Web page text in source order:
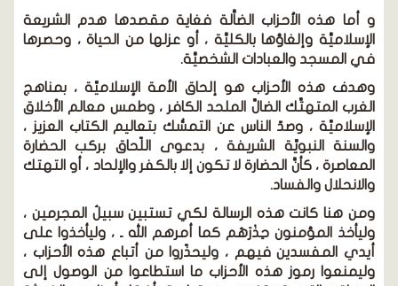
و أما هذه الأحزاب الضاَّلة فغاية مقصدها هدم الشريعة
الإسلاميَّة وإلغاؤها بالكليَّة ، أو عزلها من الحياة ، وحصرها
في المسجد والعبادات الشخصيَّة.
وهدف هذه الأحزاب هو إلحاق الأمة الإسلاميِّة ، بمناهج
الغرب المتهتِّك الضالِّ الملحد الكافر ، وطمس معالم الأخلاق
الإسلاميِّة ، وصدّ الناس عن التمسُّك بتعاليم الكتاب العزيز ،
والسنة النبويِّة الشريفة ، بدعوى اللّحاق بركب الحضارة
المعاصرة ، كأنَّ الحضارة لا تكون إلا بالكفر والإلحاد ، أو التهتك
والانحلال والفساد.
ومن هنا كانت هذه الرسالة لكي تستبين سبيلُ المجرمين ،
وليأخذ المؤمنون حِذْرَهُم كما أمرهم الله ـ ، وليأخذوا على
أيدي المفسدين فيهم ، وليحذّروا من أتباع هذه الأحزاب ،
وليمنعوا رموز هذه الأحزاب ما استطاعوا من الوصول إلى